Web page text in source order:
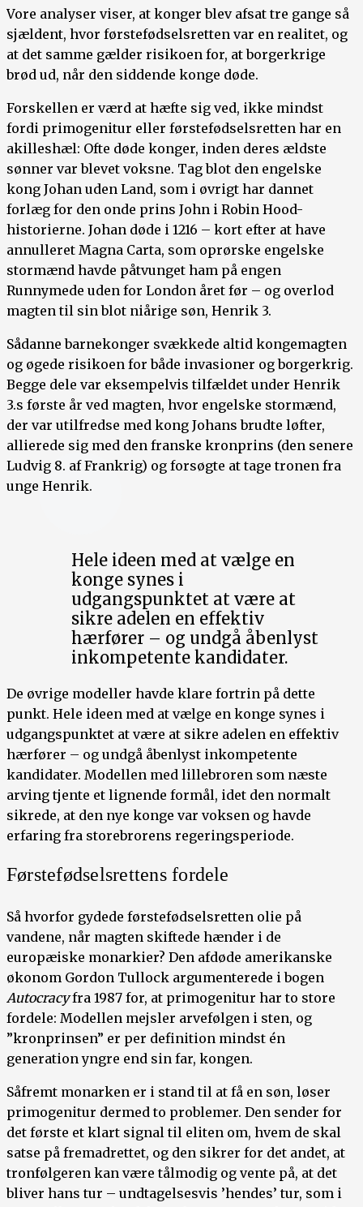
Vore analyser viser, at konger blev afsat tre gange så
sjældent, hvor førstefødselsretten var en realitet, og
at det samme gælder risikoen for, at borgerkrige
brød ud, når den siddende konge døde.
Forskellen er værd at hæfte sig ved, ikke mindst
fordi primogenitur eller førstefødselsretten har en
akilleshæl: Ofte døde konger, inden deres ældste
sønner var blevet voksne. Tag blot den engelske
kong Johan uden Land, som i øvrigt har dannet
forlæg for den onde prins John i Robin Hood-
historierne. Johan døde i 1216 – kort efter at have
annulleret Magna Carta, som oprørske engelske
stormænd havde påtvunget ham på engen
Runnymede uden for London året før – og overlod
magten til sin blot niårige søn, Henrik 3.
Sådanne barnekonger svækkede altid kongemagten
og øgede risikoen for både invasioner og borgerkrig.
Begge dele var eksempelvis tilfældet under Henrik
3.s første år ved magten, hvor engelske stormænd,
der var utilfredse med kong Johans brudte løfter,
allierede sig med den franske kronprins (den senere
Ludvig 8. af Frankrig) og forsøgte at tage tronen fra
unge Henrik.
Hele ideen med at vælge en
konge synes i
udgangspunktet at være at
sikre adelen en effektiv
hærfører – og undgå åbenlyst
inkompetente kandidater.
De øvrige modeller havde klare fortrin på dette
punkt. Hele ideen med at vælge en konge synes i
udgangspunktet at være at sikre adelen en effektiv
hærfører – og undgå åbenlyst inkompetente
kandidater. Modellen med lillebroren som næste
arving tjente et lignende formål, idet den normalt
sikrede, at den nye konge var voksen og havde
erfaring fra storebrorens regeringsperiode.
Førstefødselsrettens fordele
Så hvorfor gydede førstefødselsretten olie på
vandene, når magten skiftede hænder i de
europæiske monarkier? Den afdøde amerikanske
økonom Gordon Tullock argumenterede i bogen
Autocracyfra 1987 for, at primogenitur har to store
fordele: Modellen mejsler arvefølgen i sten, og
”kronprinsen” er per definition mindst én
generation yngre end sin far, kongen.
Såfremt monarken er i stand til at få en søn, løser
primogenitur dermed to problemer. Den sender for
det første et klart signal til eliten om, hvem de skal
satse på fremadrettet, og den sikrer for det andet, at
tronfølgeren kan være tålmodig og vente på, at det
bliver hans tur – undtagelsesvis ’hendes’ tur, som i